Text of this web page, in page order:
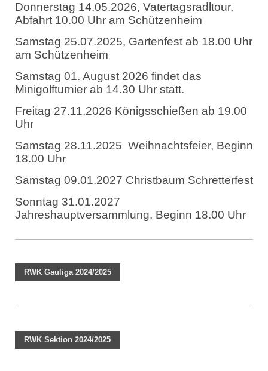
Donnerstag 14.05.2026, Vatertagsradltour,
Abfahrt 10.00 Uhr am Schützenheim
Samstag 25.07.2025, Gartenfest ab 18.00 Uhr
am Schützenheim
Samstag 01. August 2026 findet das
Minigolfturnier ab 14.30 Uhr statt.
Freitag 27.11.2026 Königsschießen ab 19.00
Uhr
Samstag 28.11.2025 Weihnachtsfeier, Beginn
18.00 Uhr
Samstag 09.01.2027 Christbaum Schretterfest
Sonntag 31.01.2027
Jahreshauptversammlung, Beginn 18.00 Uhr
RWK Gauliga 2024/2025
RWK Sektion 2024/2025